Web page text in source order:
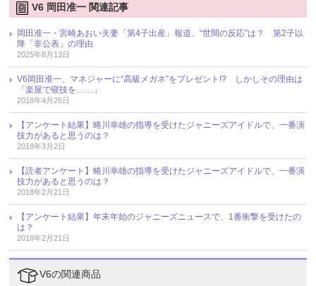
V6 岡田准一 関連記事
岡田准一・宮崎あおい夫妻「第4子出産」報道、“世間の反応”は？ 第2子以
降「非公表」の理由
2025年8月13日
V6岡田准一、マネジャーに“高級メガネ”をプレゼント!? しかしその理由は
「楽屋で寝技を……」
2018年4月26日
【アンケート結果】蜷川幸雄の指導を受けたジャニーズアイドルで、一番演
技力があると思うのは？
2018年3月2日
【読者アンケート】蜷川幸雄の指導を受けたジャニーズアイドルで、一番演
技力があると思うのは？
2018年2月21日
【アンケート結果】年末年始のジャニーズニュースで、1番衝撃を受けたの
は？
2018年2月21日
V6の関連商品